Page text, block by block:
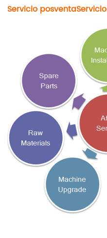
Servicio posventaServicio